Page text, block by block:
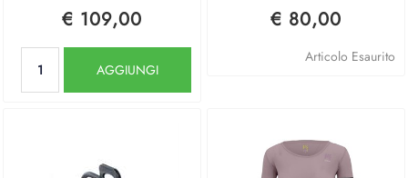
€ 109,00
AGGIUNGI
€ 80,00
Articolo Esaurito